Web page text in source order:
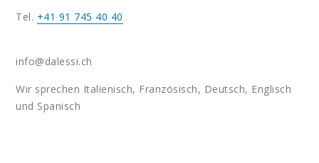
Tel. +41 91 745 40 40
info@dalessi.ch
Wir sprechen Italienisch, Französisch, Deutsch, Englisch
und Spanisch